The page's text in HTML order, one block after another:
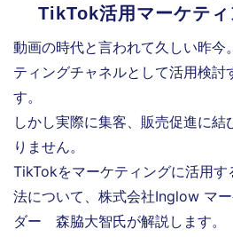
TikTok活用マーケティ
動画の時代と言われて久しい昨今
ティングチャネルとして活用検討
す。
しかし実際に集客、販売促進に
りません。
TikTokをマーケティングに活用
法について、株式会社Inglow マ
ダー 森脇大智氏が解説します。